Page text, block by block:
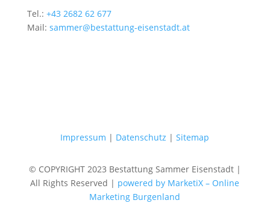
Tel.: +43 2682 62 677
Mail: sammer@bestattung-eisenstadt.at
Impressum | Datenschutz |Sitemap
© COPYRIGHT 2023 Bestattung Sammer Eisenstadt |
All Rights Reserved | powered by MarketiX – Online
Marketing Burgenland